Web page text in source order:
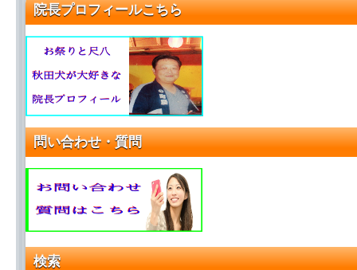
院長プロフィールこちら
問い合わせ・質問
検索